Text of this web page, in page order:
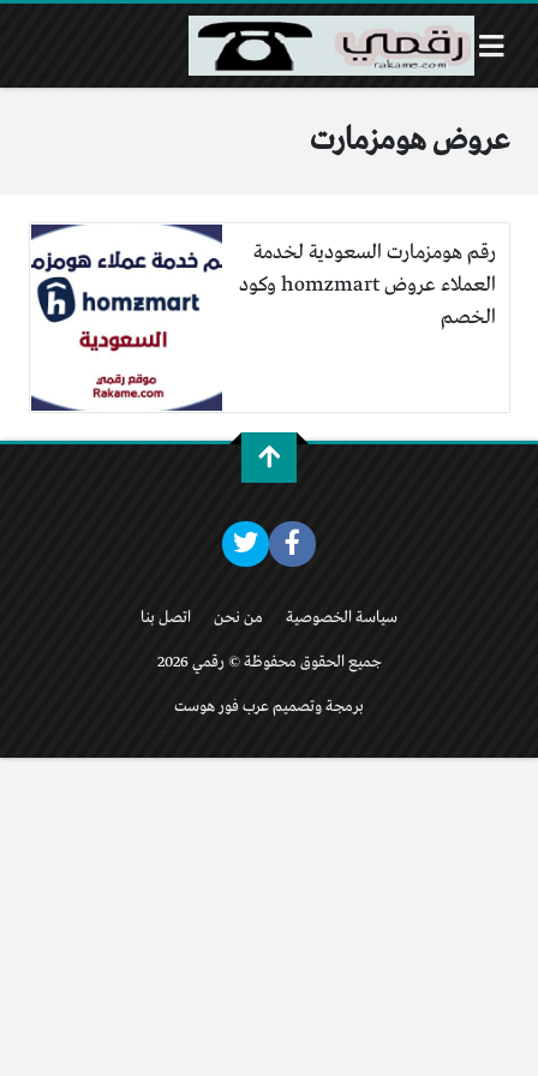
عروض هومزمارت
رقم هومزمارت السعودية لخدمة
العملاء عروض homzmart وكود
الخصم
سياسة الخصوصية من نحن اتصل بنا
جميع الحقوق محفوظة © رقمي 2026
برمجة وتصميم عرب فور هوست